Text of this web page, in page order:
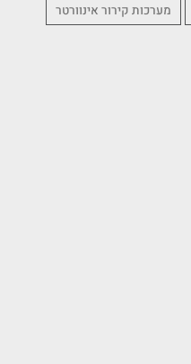
מערכות קירור אינוורטר